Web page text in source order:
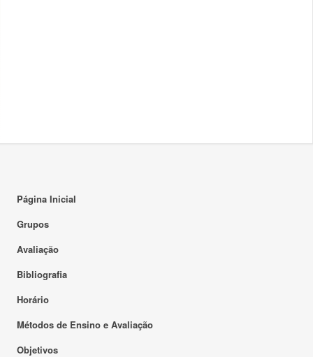
Página Inicial
Grupos
Avaliação
Bibliografia
Horário
Métodos de Ensino e Avaliação
Objetivos